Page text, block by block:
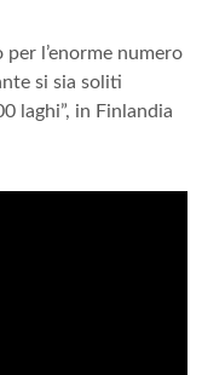
l’enorme numero
si sia soliti
laghi”, in Finlandia